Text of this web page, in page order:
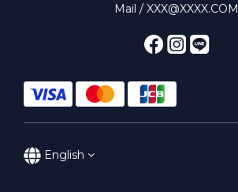
Mail / XXX@XXXX.COM
English